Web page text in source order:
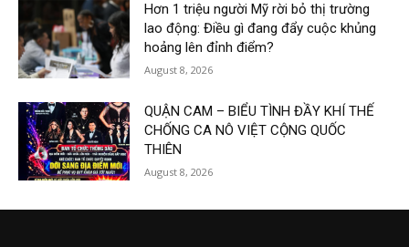
Hơn 1 triệu người Mỹ rời bỏ thị trường
lao động: Điều gì đang đẩy cuộc khủng
hoảng lên đỉnh điểm?
August 8, 2026
QUẬN CAM – BIỂU TÌNH ĐẦY KHÍ THẾ
CHỐNG CA NÔ VIỆT CỘNG QUỐC
THIÊN
August 8, 2026